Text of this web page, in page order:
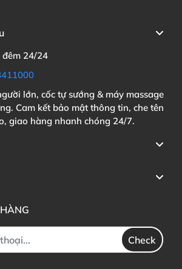
đêm 24/24
lớn, cốc tự sướng & máy massage
Cam kết bảo mật thông tin, che tên
giao hàng nhanh chóng 24/7.
Check